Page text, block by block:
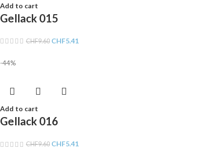
Add to cart
Gellack 015
CHF9.60 CHF5.41
-44%
Add to cart
Gellack 016
CHF9.60 CHF5.41